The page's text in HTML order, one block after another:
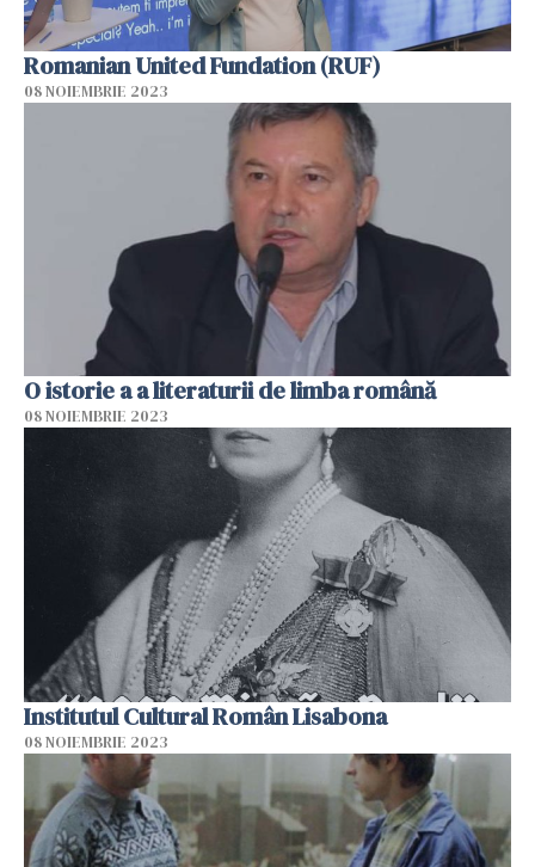
Romanian United Fundation (RUF)
08 NOIEMBRIE 2023
O istorie a a literaturii de limba română
08 NOIEMBRIE 2023
Institutul Cultural Român Lisabona
08 NOIEMBRIE 2023